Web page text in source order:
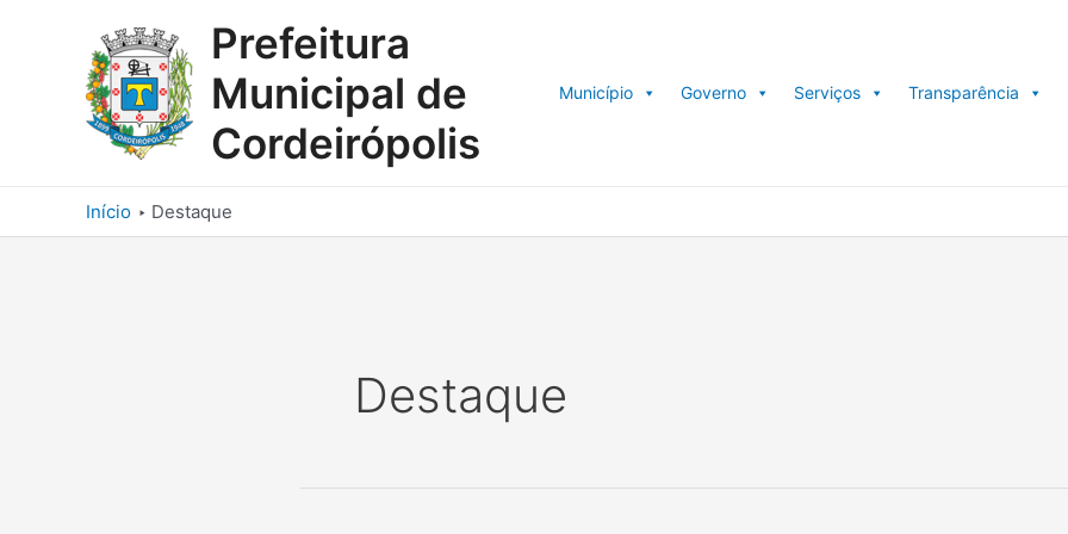
Prefeitura
Municipal de
Cordeirópolis
Município Governo Serviços Transparência
Início Destaque
Destaque